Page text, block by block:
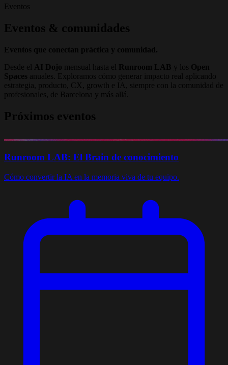
Eventos
Eventos & comunidades
Eventos que conectan práctica y comunidad.
Desde el
AI Dojo mensual hasta el Runroom LAB y los Open
Spaces anuales. Exploramos cómo generar impacto real aplicando
estrategia, producto, CX, growth e IA, siempre con la comunidad de
profesionales, de Barcelona y más allá.
Próximos eventos
Runroom LAB: El Brain de conocimiento
Cómo convertir la IA en la memoria viva de tu equipo.